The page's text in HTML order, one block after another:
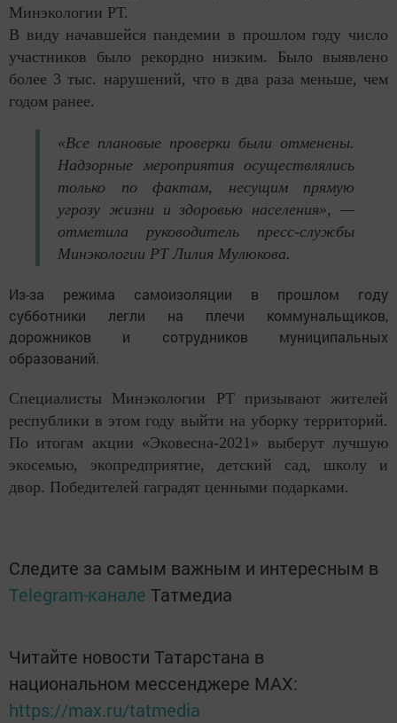
Минэкологии РТ.
В виду начавшейся пандемии в прошлом году число
участников было рекордно низким. Было выявлено
более 3 тыс. нарушений, что в два раза меньше, чем
годом ранее.
«Все плановые проверки были отменены.
Надзорные мероприятия осуществлялись
только по фактам, несущим прямую
угрозу жизни и здоровью населения», —
отметила руководитель пресс-службы
Минэкологии РТ Лилия Мулюкова.
Из-за режима самоизоляции в прошлом году
субботники легли на плечи коммунальщиков,
дорожников и сотрудников муниципальных
образований.
Специалисты Минэкологии РТ призывают жителей
республики в этом году выйти на уборку территорий.
По итогам акции «Эковесна-2021» выберут лучшую
экосемью, экопредприятие, детский сад, школу и
двор. Победителей гаградят ценными подарками.
Следите за самым важным и интересным в
Telegram-канале Татмедиа
Читайте новости Татарстана в
национальном мессенджере MАХ:
https://max.ru/tatmedia